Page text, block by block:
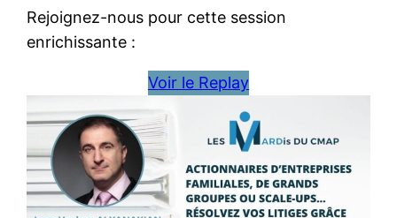
Rejoignez-nous pour cette session
enrichissante :
Voir le Replay